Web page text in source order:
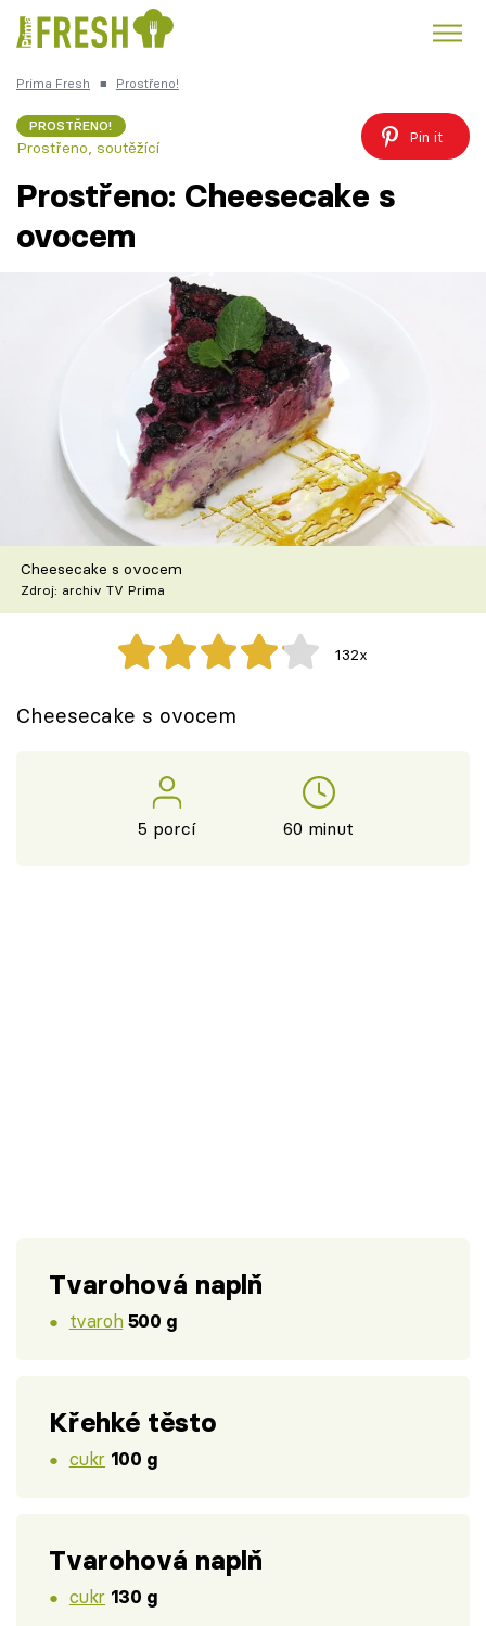
Česká kuchyně
TV Program
Škola vaření
Recepty z TV
Speciál: Cuketa
Těhotnej kuchař
Sledujte prima+
Prima Fresh ■ Prostřeno!
PROSTŘENO!
Prostřeno, soutěžící
Pin it
Prostřeno: Cheesecake s
ovocem
Cheesecake s ovocem
Zdroj: archiv TV Prima
132x
Cheesecake s ovocem
5 porcí 60 minut
Tvarohová naplň
tvaroh 500 g
Křehké těsto
cukr 100 g
Tvarohová naplň
cukr 130 g